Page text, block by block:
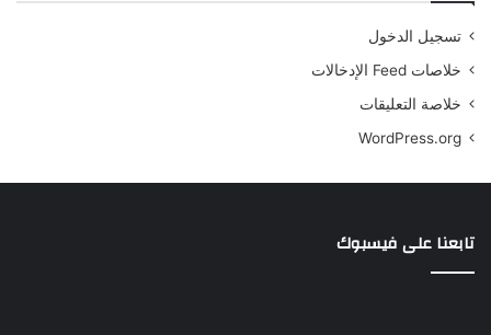
تسجيل الدخول
خلاصات Feed الإدخالات
خلاصة التعليقات
WordPress.org
تابعنا على فيسبوك